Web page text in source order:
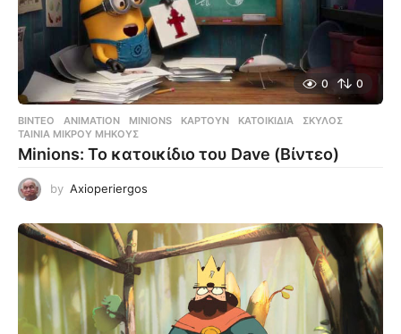
0 0
ΒΊΝΤΕΟ ANIMATION ,MINIONS ,ΚΑΡΤΟΎΝ ,ΚΑΤΟΙΚΊΔΙΑ ,ΣΚΎΛΟΣ
ΤΑΙΝΊΑ ΜΙΚΡΟΎ ΜΉΚΟΥΣ
Minions: Το κατοικίδιο του Dave (Βίντεο)
by Axioperiergos